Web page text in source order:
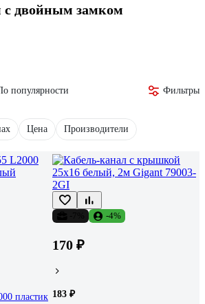
с двойным замком
популярности Фильтры
Цена Производители
пластик
-4%
170 ₽
183 ₽